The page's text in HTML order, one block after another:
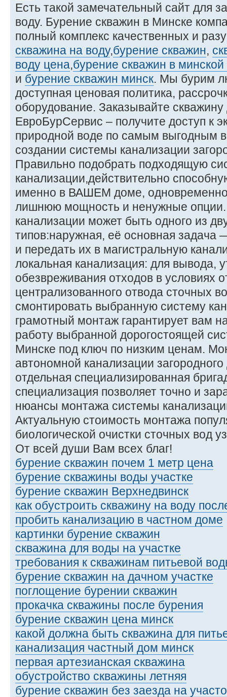
Есть такой замечательный сайт для
воду. Бурение скважин в Минске
полный комплекс качественных и
скважина на воду,бурение скважин,
воду цена,бурение скважин в минской
и бурение скважин минск. Мы бурим
доступная ценовая политика,
оборудование. Заказывайте
ЕвроБурСервис – получите доступ к
природной воде по самым выгодным
создании системы канализации
Правильно подобрать подходящую
канализации,действительно
именно в ВАШЕМ доме, одновременно
лишнюю мощность и ненужные
канализации может быть одного из
типов:наружная, её основная задача
и передать их в магистральную
локальная канализация: для вывода,
обезвреживания отходов в условиях
централизованного отвода сточных
смонтировать выбранную систему
грамотный монтаж гарантирует вам
работу выбранной дорогостоящей
Минске под ключ по низким ценам.
автономной канализации
отдельная специализированная
специализация позволяет точно и
нюансы монтажа системы
Актуальную стоимость монтажа
биологической очистки сточных вод
От всей души Вам всех благ!
бурение скважин почем 1 метр цена
бурение скважины воды участке
бурение скважин Верхнедвинск
как обустроить скважину на воду
пробить канализацию в частном доме
картинки бурение скважин
скважина для воды на участке
требования к скважинам питьевой
бурение скважин на дачном участке
поглощение бурении скважин
прокачка скважины после бурения
бурение скважин цена минск
какой должна быть скважина для
канализация частный дом минск
первая артезианская скважина
обустройство скважины летняя
бурение скважин без заезда на